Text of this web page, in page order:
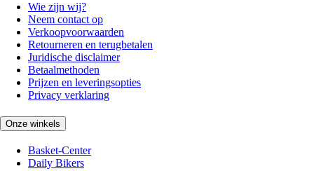
Wie zijn wij?
Neem contact op
Verkoopvoorwaarden
Retourneren en terugbetalen
Juridische disclaimer
Betaalmethoden
Prijzen en leveringsopties
Privacy verklaring
Onze winkels
Basket-Center
Daily Bikers